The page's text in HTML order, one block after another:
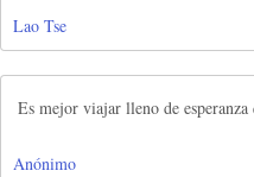
Lao Tse
Es mejor viajar lleno de esperanza
Anónimo